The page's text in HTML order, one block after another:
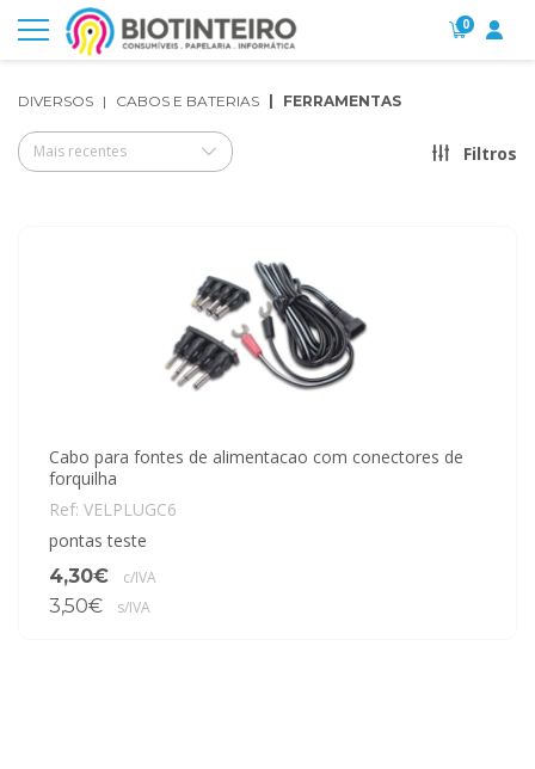
0
DIVERSOS CABOS E BATERIAS FERRAMENTAS
Mais recentes Filtros
Cabo para fontes de alimentacao com conectores de
forquilha
Ref: VELPLUGC6
pontas teste
4,30€
c/IVA
3,50€ s/IVA